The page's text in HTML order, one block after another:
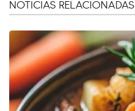
NOTICIAS RELACIONADAS